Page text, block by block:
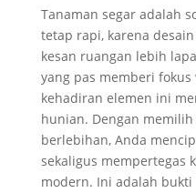
Tanaman segar adalah
tetap rapi, karena
kesan ruangan lebih
yang pas memberi
kehadiran elemen ini
hunian. Dengan
berlebihan, Anda
sekaligus mempertegas
modern. Ini adalah